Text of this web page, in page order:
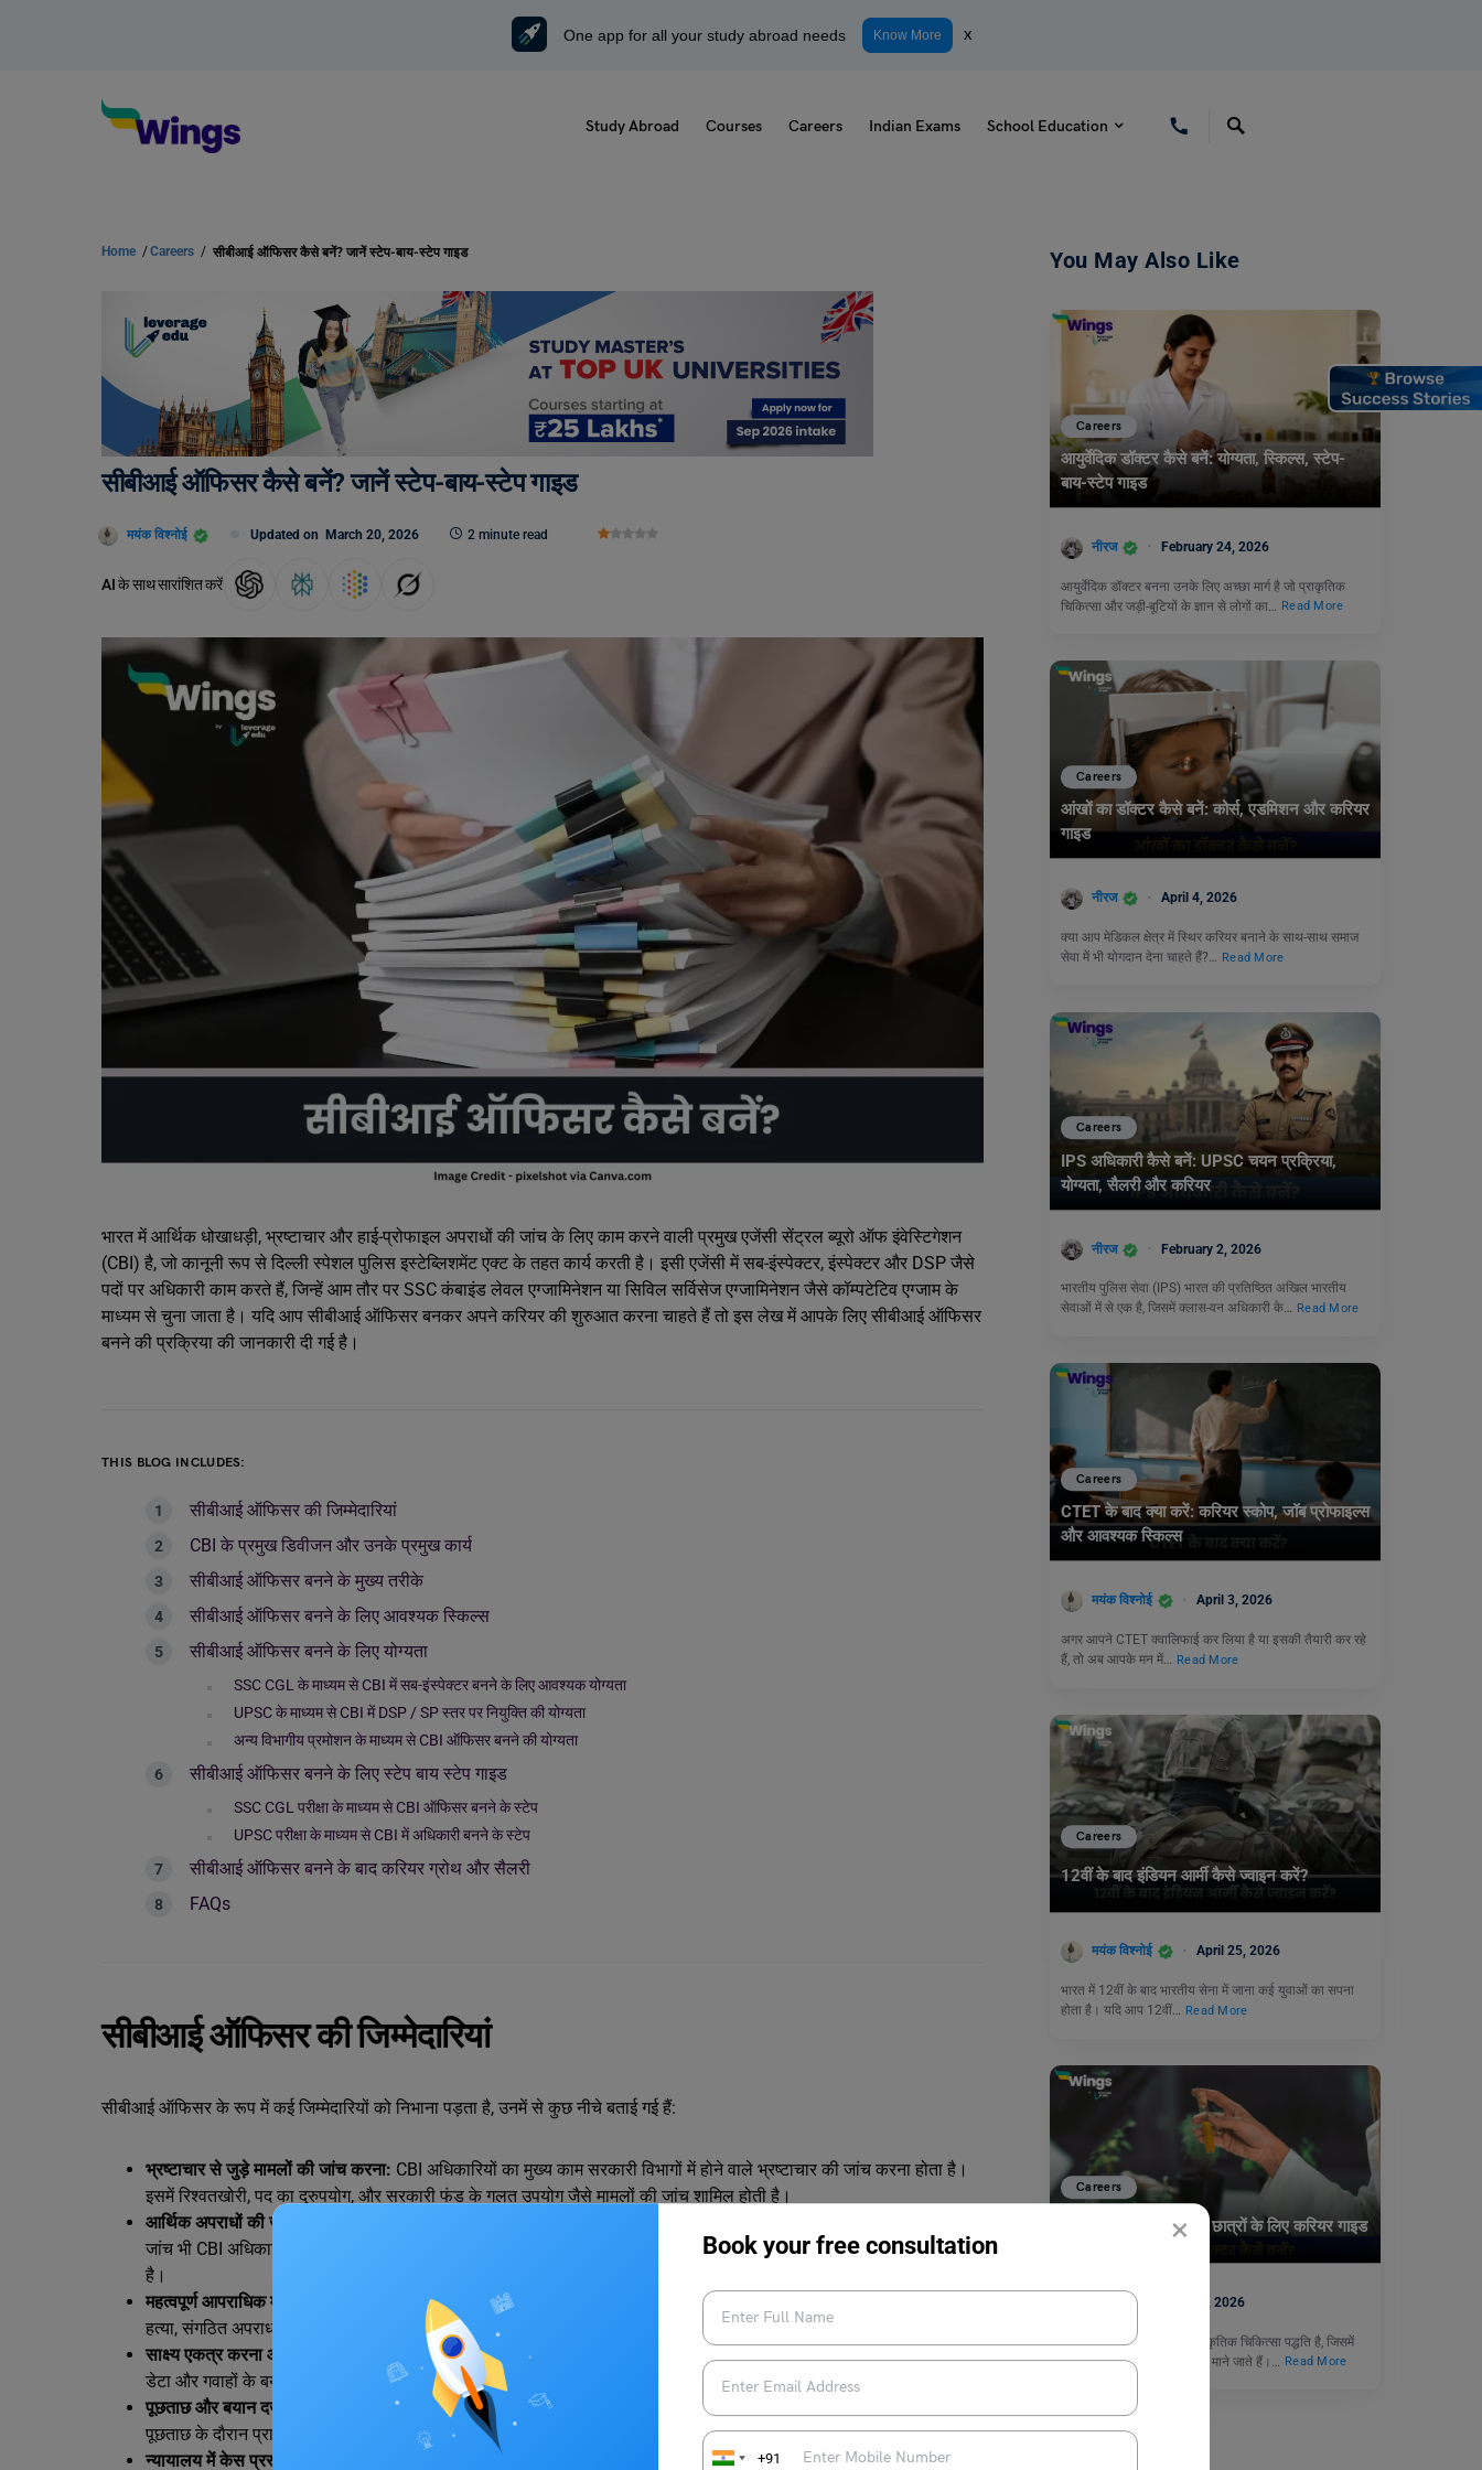
×
Book your free consultation
+91
One app for all your study abroad needs Know More x
Study Abroad Courses Careers Indian Exams School Education
Home /Careers / सीबीआई ऑफिसर कैसे बनें? जानें स्टेप-बाय-स्टेप गाइड
सीबीआई ऑफिसर कैसे बनें? जानें स्टेप-बाय-स्टेप गाइड
मयंक विश्नोई Updated on March 20, 2026 2 minute read
AI के साथ सारांशित करें
भारत में आर्थिक धोखाधड़ी, भ्रष्टाचार और हाई-प्रोफाइल अपराधों की जांच के लिए काम करने वाली प्रमुख एजेंसी सेंट्रल ब्यूरो ऑफ इंवेस्टिगेशन
(CBI) है, जो कानूनी रूप से दिल्ली स्पेशल पुलिस इस्टेब्लिशमेंट एक्ट के तहत कार्य करती है। इसी एजेंसी में सब-इंस्पेक्टर, इंस्पेक्टर और DSP जैसे
पदों पर अधिकारी काम करते हैं, जिन्हें आम तौर पर SSC कंबाइंड लेवल एग्जामिनेशन या सिविल सर्विसेज एग्जामिनेशन जैसे कॉम्पटेटिव एग्जाम के
माध्यम से चुना जाता है। यदि आप सीबीआई ऑफिसर बनकर अपने करियर की शुरुआत करना चाहते हैं तो इस लेख में आपके लिए सीबीआई ऑफिसर
बनने की प्रक्रिया की जानकारी दी गई है।
THIS BLOG INCLUDES:
सीबीआई ऑफिसर की जिम्मेदारियां
CBI के प्रमुख डिवीजन और उनके प्रमुख कार्य
सीबीआई ऑफिसर बनने के मुख्य तरीके
सीबीआई ऑफिसर बनने के लिए आवश्यक स्किल्स
सीबीआई ऑफिसर बनने के लिए योग्यता
SSC CGL के माध्यम से CBI में सब-इंस्पेक्टर बनने के लिए आवश्यक योग्यता
UPSC के माध्यम से CBI में DSP / SP स्तर पर नियुक्ति की योग्यता
अन्य विभागीय प्रमोशन के माध्यम से CBI ऑफिसर बनने की योग्यता
सीबीआई ऑफिसर बनने के लिए स्टेप बाय स्टेप गाइड
SSC CGL परीक्षा के माध्यम से CBI ऑफिसर बनने के स्टेप
UPSC परीक्षा के माध्यम से CBI में अधिकारी बनने के स्टेप
सीबीआई ऑफिसर बनने के बाद करियर ग्रोथ और सैलरी
FAQs
सीबीआई ऑफिसर की जिम्मेदारियां
सीबीआई ऑफिसर के रूप में कई जिम्मेदारियों को निभाना पड़ता है, उनमें से कुछ नीचे बताई गई हैं:
भ्रष्टाचार से जुड़े मामलों की जांच करना: CBI अधिकारियों का मुख्य काम सरकारी विभागों में होने वाले भ्रष्टाचार की जांच करना होता है।
इसमें रिश्वतखोरी, पद का दुरुपयोग, और सरकारी फंड के गलत उपयोग जैसे मामलों की जांच शामिल होती है।
आर्थिक अपराधों की जांच करना:
जांच भी CBI अधिकारियों की महत्वपूर्ण जिम्मेदारी होती है। इन मामलों में अक्सर बड़े दस्तावेज़ और डिजिटल रिकॉर्ड की जांच करनी पड़ती
है।
महत्वपूर्ण आपराधिक मामलों की जांच करना:
कई बार राज्य सरकार या अदालत गंभीर अपराधों की जांच CBI को सौंप देती है। ऐसे मामलों में
हत्या, संगठित अपराध या बड़े आपराधिक नेटवर्क की गहन जांच CBI अधिकारी करते हैं।
साक्ष्य एकत्र करना और उनका विश्लेषण करना: किसी भी केस को मजबूत बनाने के लिए अधिकारी घटनास्थल से भौतिक साक्ष्य, डिजिटल
डेटा और गवाहों के बयान इकट्ठा करते हैं। इसके बाद इन साक्ष्यों का कानूनी तरीके से विश्लेषण किया जाता है।
पूछताछ और बयान दर्ज करना:
संदिग्ध व्यक्तियों, गवाहों और संबंधित अधिकारियों से पूछताछ करना भी CBI अधिकारी की जिम्मेदारी होती है।
पूछताछ के दौरान प्राप्त जानकारी को केस डायरी में दर्ज किया जाता है।
न्यायालय में केस प्रस्तुत करना:
जांच पूरी होने के बाद CBI अधिकारी अदालत में चार्जशीट दाखिल करते हैं और केस से संबंधित तथ्य प्रस्तुत
You May Also Like
Careers
आयुर्वेदिक डॉक्टर कैसे बनें: योग्यता, स्किल्स, स्टेप-
बाय-स्टेप गाइड
नीरज February 24, 2026
आयुर्वेदिक डॉक्टर बनना उनके लिए अच्छा मार्ग है जो प्राकृतिक
चिकित्सा और जड़ी-बूटियों के ज्ञान से लोगों का…
Read More
Careers
आंखों का डॉक्टर कैसे बनें: कोर्स, एडमिशन और करियर
गाइड
नीरज April 4, 2026
क्या आप मेडिकल क्षेत्र में स्थिर करियर बनाने के साथ-साथ समाज
सेवा में भी योगदान देना चाहते हैं?… Read More
Careers
IPS अधिकारी कैसे बनें: UPSC चयन प्रक्रिया,
योग्यता, सैलरी और करियर
नीरज February 2, 2026
भारतीय पुलिस सेवा (IPS) भारत की प्रतिष्ठित अखिल भारतीय
सेवाओं में से एक है, जिसमें क्लास-वन अधिकारी के… Read More
Careers
CTET के बाद क्या करें: करियर स्कोप, जॉब प्रोफाइल्स
और आवश्यक स्किल्स
मयंक विश्नोई April 3, 2026
अगर आपने CTET क्वालिफाई कर लिया है या इसकी तैयारी कर रहे
हैं, तो अब आपके मन में…
Read More
Careers
12वीं के बाद इंडियन आर्मी कैसे ज्वाइन करें?
मयंक विश्नोई April 25, 2026
भारत में 12वीं के बाद भारतीय सेना में जाना कई युवाओं का सपना
होता है। यदि आप 12वीं… Read More
Careers
होम्योपैथी डॉक्टर कैसे बनें: छात्रों के लिए करियर गाइड
April 13, 2026
होम्योपैथी एक पारंपरिक और प्राकृतिक चिकित्सा पद्धति है, जिसमें
साइड इफेक्ट आम तौर पर नगण्य माने जाते हैं।…
Read More